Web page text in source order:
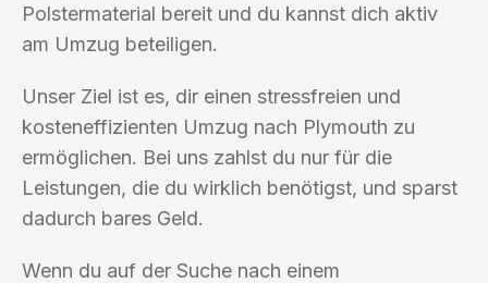
Polstermaterial bereit und du kannst dich aktiv
am Umzug beteiligen.
Unser Ziel ist es, dir einen stressfreien und
kosteneffizienten Umzug nach Plymouth zu
ermöglichen. Bei uns zahlst du nur für die
Leistungen, die du wirklich benötigst, und sparst
dadurch bares Geld.
Wenn du auf der Suche nach einem